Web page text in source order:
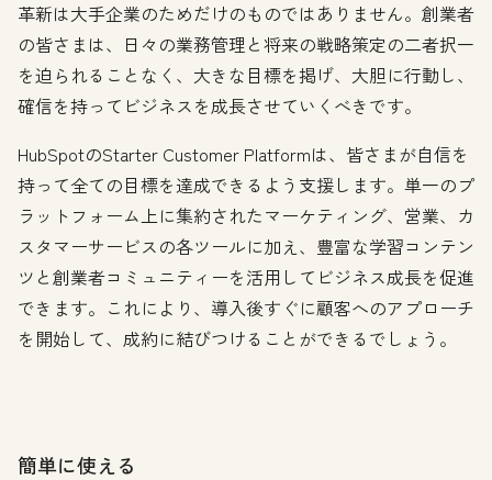
革新は大手企業のためだけのものではありません。創業者
の皆さまは、日々の業務管理と将来の戦略策定の二者択一
を迫られることなく、大きな目標を掲げ、大胆に行動し、
確信を持ってビジネスを成長させていくべきです。
HubSpotのStarter Customer Platformは、皆さまが自信を
持って全ての目標を達成できるよう支援します。単一のプ
ラットフォーム上に集約されたマーケティング、営業、カ
スタマーサービスの各ツールに加え、豊富な学習コンテン
ツと創業者コミュニティーを活用してビジネス成長を促進
できます。これにより、導入後すぐに顧客へのアプローチ
を開始して、成約に結びつけることができるでしょう。
簡単に使える